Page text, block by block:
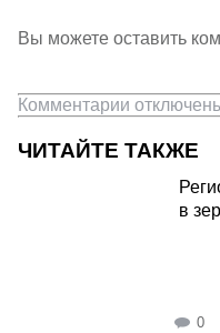
Вы можете оставить
Комментарии
ЧИТАЙТЕ ТАКЖЕ
в
0